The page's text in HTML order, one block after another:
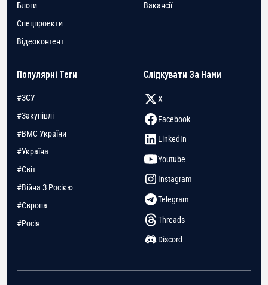
Блоги
Спецпроекти
Відеоконтент
Вакансії
Популярні Теги
#ЗСУ
#Закупівлі
#ВМС України
#Україна
#Світ
#Війна З Росією
#Європа
#Росія
Слідкувати За Нами
X
Facebook
LinkedIn
Youtube
Instagram
Telegram
Threads
Discord